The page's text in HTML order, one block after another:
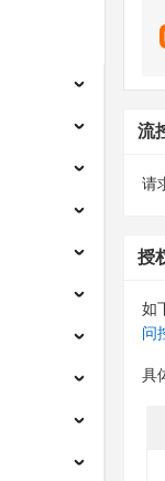
流
请
授
如
问
具